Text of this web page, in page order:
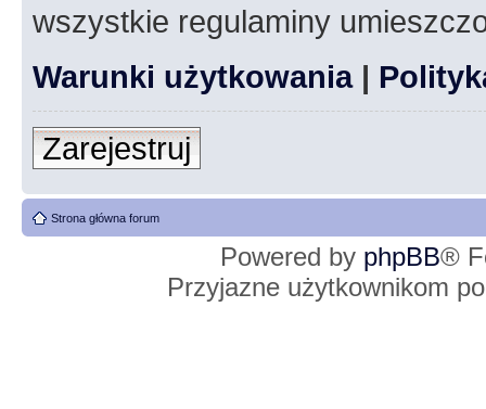
wszystkie regulaminy
Warunki użytkowania|
Zarejestruj
Strona główna forum
Powered by phpBB®
Przyjazne użytkownikom